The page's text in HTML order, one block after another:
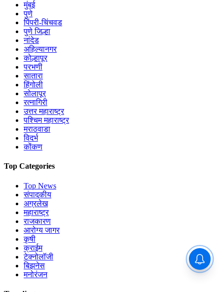
मुंबई
पुणे
पिंपरी-चिंचवड
पुणे जिल्हा
नांदेड
अहिल्यानगर
कोल्हापूर
परभणी
सातारा
हिंगोली
सोलापूर
रत्नागिरी
उत्तर महाराष्ट्र
पश्चिम महाराष्ट्र
मराठवाडा
विदर्भ
कोंकण
Top Categories
Top News
संपादकीय
अग्रलेख
महाराष्ट्र
राजकारण
आरोग्य जागर
कृषी
क्राईम
टेक्नोलॉजी
बिझनेस
मनोरंजन